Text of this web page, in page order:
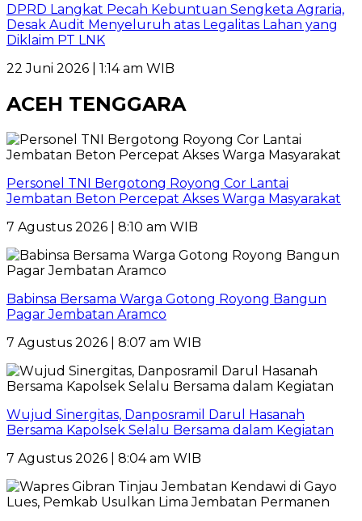
DPRD Langkat Pecah Kebuntuan Sengketa Agraria,
Desak Audit Menyeluruh atas Legalitas Lahan yang
Diklaim PT LNK
22 Juni 2026 | 1:14 am WIB
ACEH TENGGARA
Personel TNI Bergotong Royong Cor Lantai
Jembatan Beton Percepat Akses Warga Masyarakat
7 Agustus 2026 | 8:10 am WIB
Babinsa Bersama Warga Gotong Royong Bangun
Pagar Jembatan Aramco
7 Agustus 2026 | 8:07 am WIB
Wujud Sinergitas, Danposramil Darul Hasanah
Bersama Kapolsek Selalu Bersama dalam Kegiatan
7 Agustus 2026 | 8:04 am WIB